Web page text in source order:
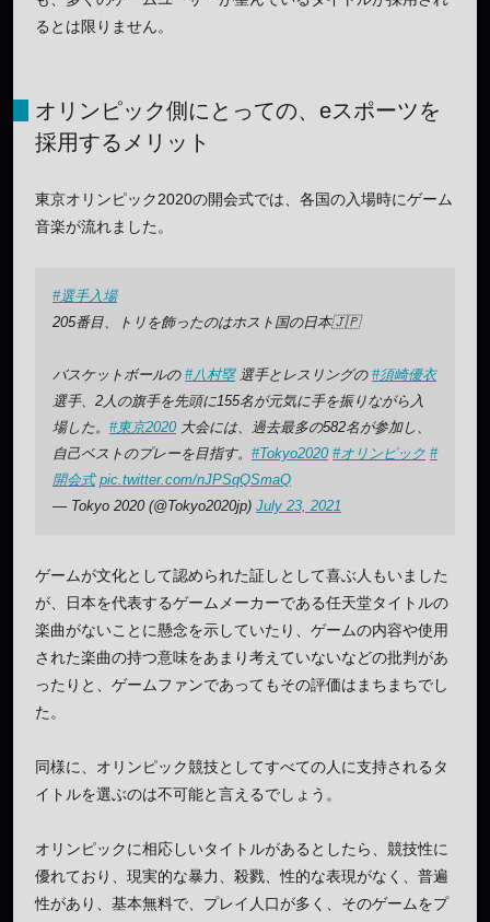
るとは限りません。
オリンピック側にとっての、eスポーツを
採用するメリット
東京オリンピック2020の開会式では、各国の入場時にゲーム
音楽が流れました。
#選手入場
205番目、トリを飾ったのはホスト国の日本🇯🇵
バスケットボールの #八村塁選手とレスリングの #須崎優衣
選手、2人の旗手を先頭に155名が元気に手を振りながら入
場した。 #東京2020 大会には、過去最多の582名が参加し、
自己ベストのプレーを目指す。 #Tokyo2020 #オリンピック #
開会式 pic.twitter.com/nJPSqQSmaQ
— Tokyo 2020 (@Tokyo2020jp) July 23, 2021
ゲームが文化として認められた証しとして喜ぶ人もいました
が、日本を代表するゲームメーカーである任天堂タイトルの
楽曲がないことに懸念を示していたり、ゲームの内容や使用
された楽曲の持つ意味をあまり考えていないなどの批判があ
ったりと、ゲームファンであってもその評価はまちまちでし
た。
同様に、オリンピック競技としてすべての人に支持されるタ
イトルを選ぶのは不可能と言えるでしょう。
オリンピックに相応しいタイトルがあるとしたら、競技性に
優れており、現実的な暴力、殺戮、性的な表現がなく、普遍
性があり、基本無料で、プレイ人口が多く、そのゲームをプ